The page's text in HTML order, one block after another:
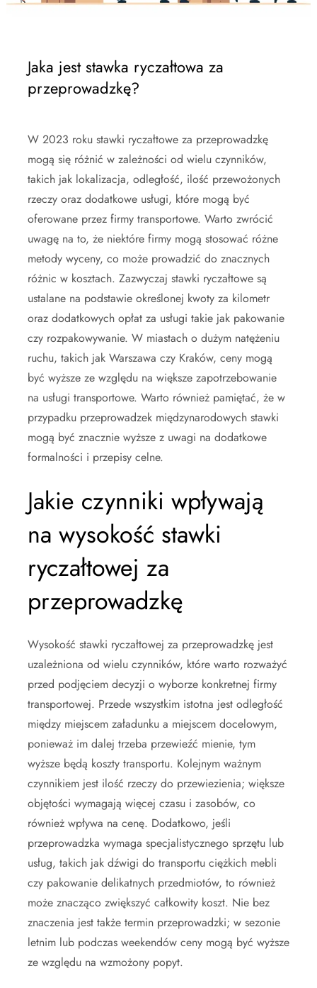
Jaka jest stawka ryczałtowa za
przeprowadzkę?
W 2023 roku stawki ryczałtowe za przeprowadzkę
mogą się różnić w zależności od wielu czynników,
takich jak lokalizacja, odległość, ilość przewożonych
rzeczy oraz dodatkowe usługi, które mogą być
oferowane przez firmy transportowe. Warto zwrócić
uwagę na to, że niektóre firmy mogą stosować różne
metody wyceny, co może prowadzić do znacznych
różnic w kosztach. Zazwyczaj stawki ryczałtowe są
ustalane na podstawie określonej kwoty za kilometr
oraz dodatkowych opłat za usługi takie jak pakowanie
czy rozpakowywanie. W miastach o dużym natężeniu
ruchu, takich jak Warszawa czy Kraków, ceny mogą
być wyższe ze względu na większe zapotrzebowanie
na usługi transportowe. Warto również pamiętać, że w
przypadku przeprowadzek międzynarodowych stawki
mogą być znacznie wyższe z uwagi na dodatkowe
formalności i przepisy celne.
Jakie czynniki wpływają
na wysokość stawki
ryczałtowej za
przeprowadzkę
Wysokość stawki ryczałtowej za przeprowadzkę jest
uzależniona od wielu czynników, które warto rozważyć
przed podjęciem decyzji o wyborze konkretnej firmy
transportowej. Przede wszystkim istotna jest odległość
między miejscem załadunku a miejscem docelowym,
ponieważ im dalej trzeba przewieźć mienie, tym
wyższe będą koszty transportu. Kolejnym ważnym
czynnikiem jest ilość rzeczy do przewiezienia; większe
objętości wymagają więcej czasu i zasobów, co
również wpływa na cenę. Dodatkowo, jeśli
przeprowadzka wymaga specjalistycznego sprzętu lub
usług, takich jak dźwigi do transportu ciężkich mebli
czy pakowanie delikatnych przedmiotów, to również
może znacząco zwiększyć całkowity koszt. Nie bez
znaczenia jest także termin przeprowadzki; w sezonie
letnim lub podczas weekendów ceny mogą być wyższe
ze względu na wzmożony popyt.